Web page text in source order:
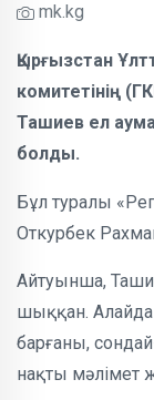
mk.kg
Қырғызстан
комитетінің
Ташиев ел
болды.
Бұл туралы
Откурбек
Айтуынша,
шыққан. Алайда
барғаны,
нақты мәлімет